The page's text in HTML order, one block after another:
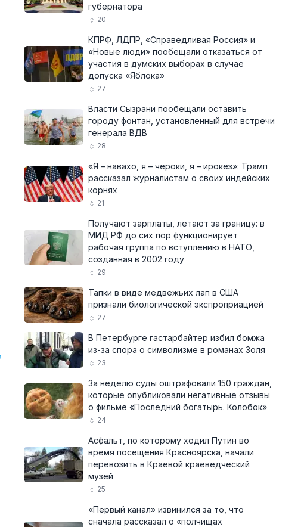
губернатора
20
КПРФ, ЛДПР, «Справедливая Россия» и
«Новые люди» пообещали отказаться от
участия в думских выборах в случае
допуска «Яблока»
27
Власти Сызрани пообещали оставить
городу фонтан, установленный для встречи
генерала ВДВ
28
«Я – навахо, я – чероки, я – ирокез»: Трамп
рассказал журналистам о своих индейских
корнях
21
Получают зарплаты, летают за границу: в
МИД РФ до сих пор функционирует
рабочая группа по вступлению в НАТО,
созданная в 2002 году
29
Тапки в виде медвежьих лап в США
признали биологической экспроприацией
27
В Петербурге гастарбайтер избил бомжа
из-за спора о символизме в романах Золя
23
За неделю суды оштрафовали 150 граждан,
которые опубликовали негативные отзывы
о фильме «Последний богатырь. Колобок»
24
Асфальт, по которому ходил Путин во
время посещения Красноярска, начали
перевозить в Краевой краеведческий
музей
25
«Первый канал» извинился за то, что
сначала рассказал о «полчищах